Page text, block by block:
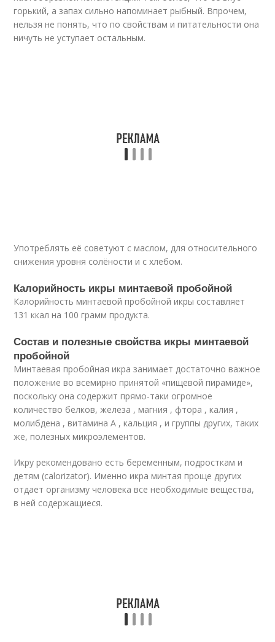
горький, а запах сильно напоминает рыбный. Впрочем,
нельзя не понять, что по свойствам и питательности она
ничуть не уступает остальным.
Употреблять её советуют с маслом, для относительного
снижения уровня солёности и с хлебом.
Калорийность икры минтаевой пробойной
Калорийность минтаевой пробойной икры составляет
131 ккал на 100 грамм продукта.
Состав и полезные свойства икры минтаевой
пробойной
Минтаевая пробойная икра занимает достаточно важное
положение во всемирно принятой «пищевой пирамиде»,
поскольку она содержит прямо-таки огромное
количество белков, железа , магния , фтора , калия ,
молибдена , витамина А , кальция , и группы других, таких
же, полезных микроэлементов.
Икру рекомендовано есть беременным, подросткам и
детям (calorizator). Именно икра минтая проще других
отдает организму человека все необходимые вещества,
в ней содержащиеся.